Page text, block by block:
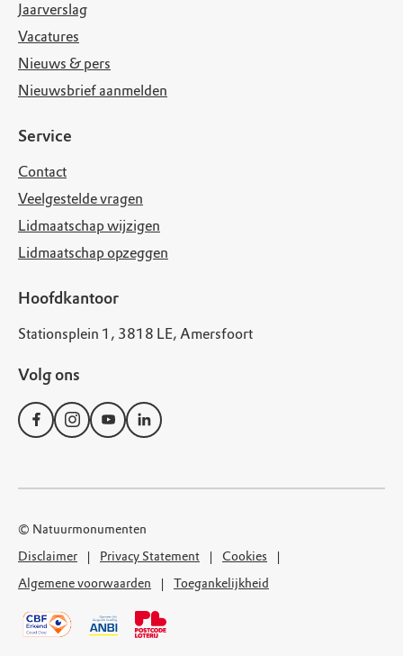
Jaarverslag
Vacatures
Nieuws & pers
Nieuwsbrief aanmelden
Service
Contact
Veelgestelde vragen
Lidmaatschap wijzigen
Lidmaatschap opzeggen
Hoofdkantoor
Stationsplein 1, 3818 LE, Amersfoort
Volg ons
© Natuurmonumenten
Disclaimer
Privacy Statement
Cookies
Algemene voorwaarden
Toegankelijkheid